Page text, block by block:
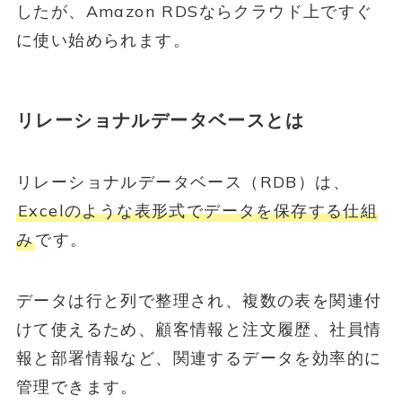
したが、Amazon RDSならクラウド上ですぐ
に使い始められます。
リレーショナルデータベースとは
リレーショナルデータベース（RDB）は、
Excelのような表形式でデータを保存する仕組
みです。
データは行と列で整理され、複数の表を関連付
けて使えるため、顧客情報と注文履歴、社員情
報と部署情報など、関連するデータを効率的に
管理できます。